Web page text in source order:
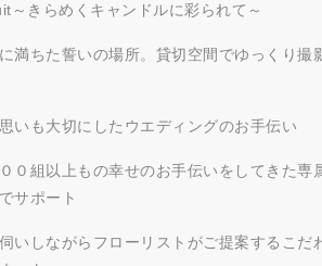
～きらめくキャンドルに彩られて～
満ちた誓いの場所。貸切空間でゆっくり撮
いも大切にしたウエディングのお手伝い
０組以上もの幸せのお手伝いをしてきた専
サポート
いしながらフローリストがご提案するこだ